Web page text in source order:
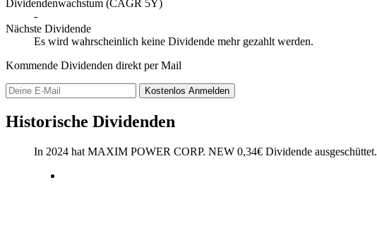
Dividendenwachstum (CAGR 5Y)
-
Nächste Dividende
Es wird wahrscheinlich keine Dividende mehr gezahlt werden.
Kommende Dividenden direkt per Mail
Kostenlos Anmelden
Historische Dividenden
In 2024 hat MAXIM POWER CORP. NEW 0,34€ Dividende ausgeschüttet.